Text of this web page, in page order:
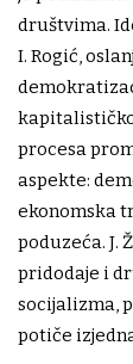
društvima.
I. Rogić,
procesa
aspekte:
ekonomska
poduzeća. J.
pridodaje i
socijalizma,
potiče